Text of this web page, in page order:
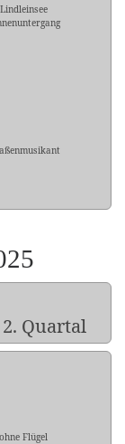
Lindleinsee
2. Quartal
ohne Flügel